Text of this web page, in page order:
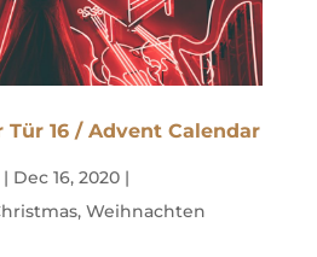
16 / Advent Calendar
Dec 16, 2020|
, Weihnachten